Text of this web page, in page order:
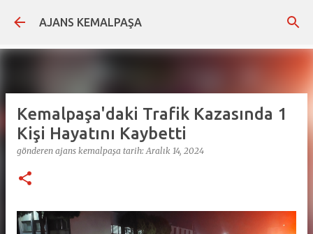
Ana içeriğe atla
AJANS KEMALPAŞA
Kemalpaşa'daki Trafik Kazasında 1
Kişi Hayatını Kaybetti
gönderen ajans kemalpaşa tarih:Aralık 14, 2024